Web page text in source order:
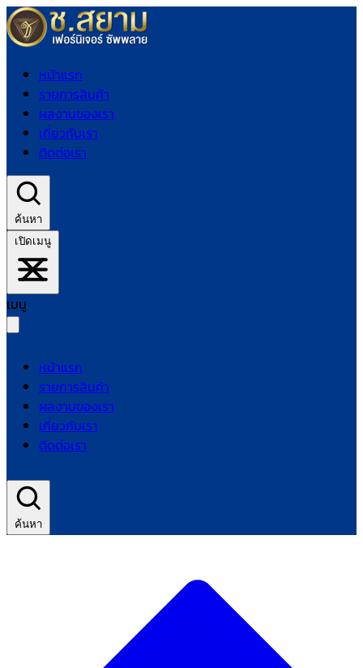
หน้าแรก
รายการสินค้า
ผลงานของเรา
เกี่ยวกับเรา
ติดต่อเรา
ค้นหา
เปิดเมนู
เมนู
หน้าแรก
รายการสินค้า
ผลงานของเรา
เกี่ยวกับเรา
ติดต่อเรา
ค้นหา